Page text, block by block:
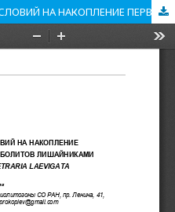
ВЛИЯНИЯ ТЕМПЕРАТУРНЫХ УСЛОВИЙ НА НАКОПЛЕНИЕ ПЕРВИЧНЫХ И ВТОРИЧНЫХ МЕТАБОЛИТОВ ЛИШАЙНИКАМИ FLAVOCETRARIA CUCULLATA И CETRARIA LAEVIGATA